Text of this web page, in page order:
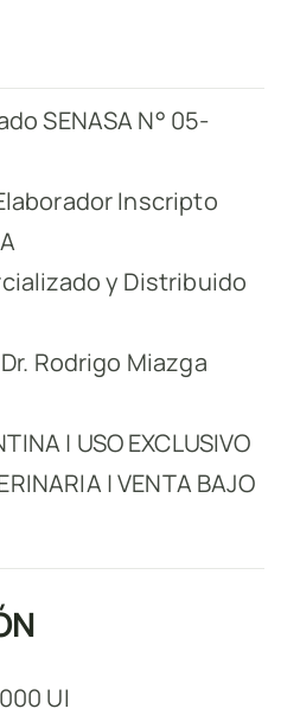
SENASA N° 05-
Inscripto
y Distribuido
Rodrigo Miazga
| USO EXCLUSIVO
| VENTA BAJO
UI